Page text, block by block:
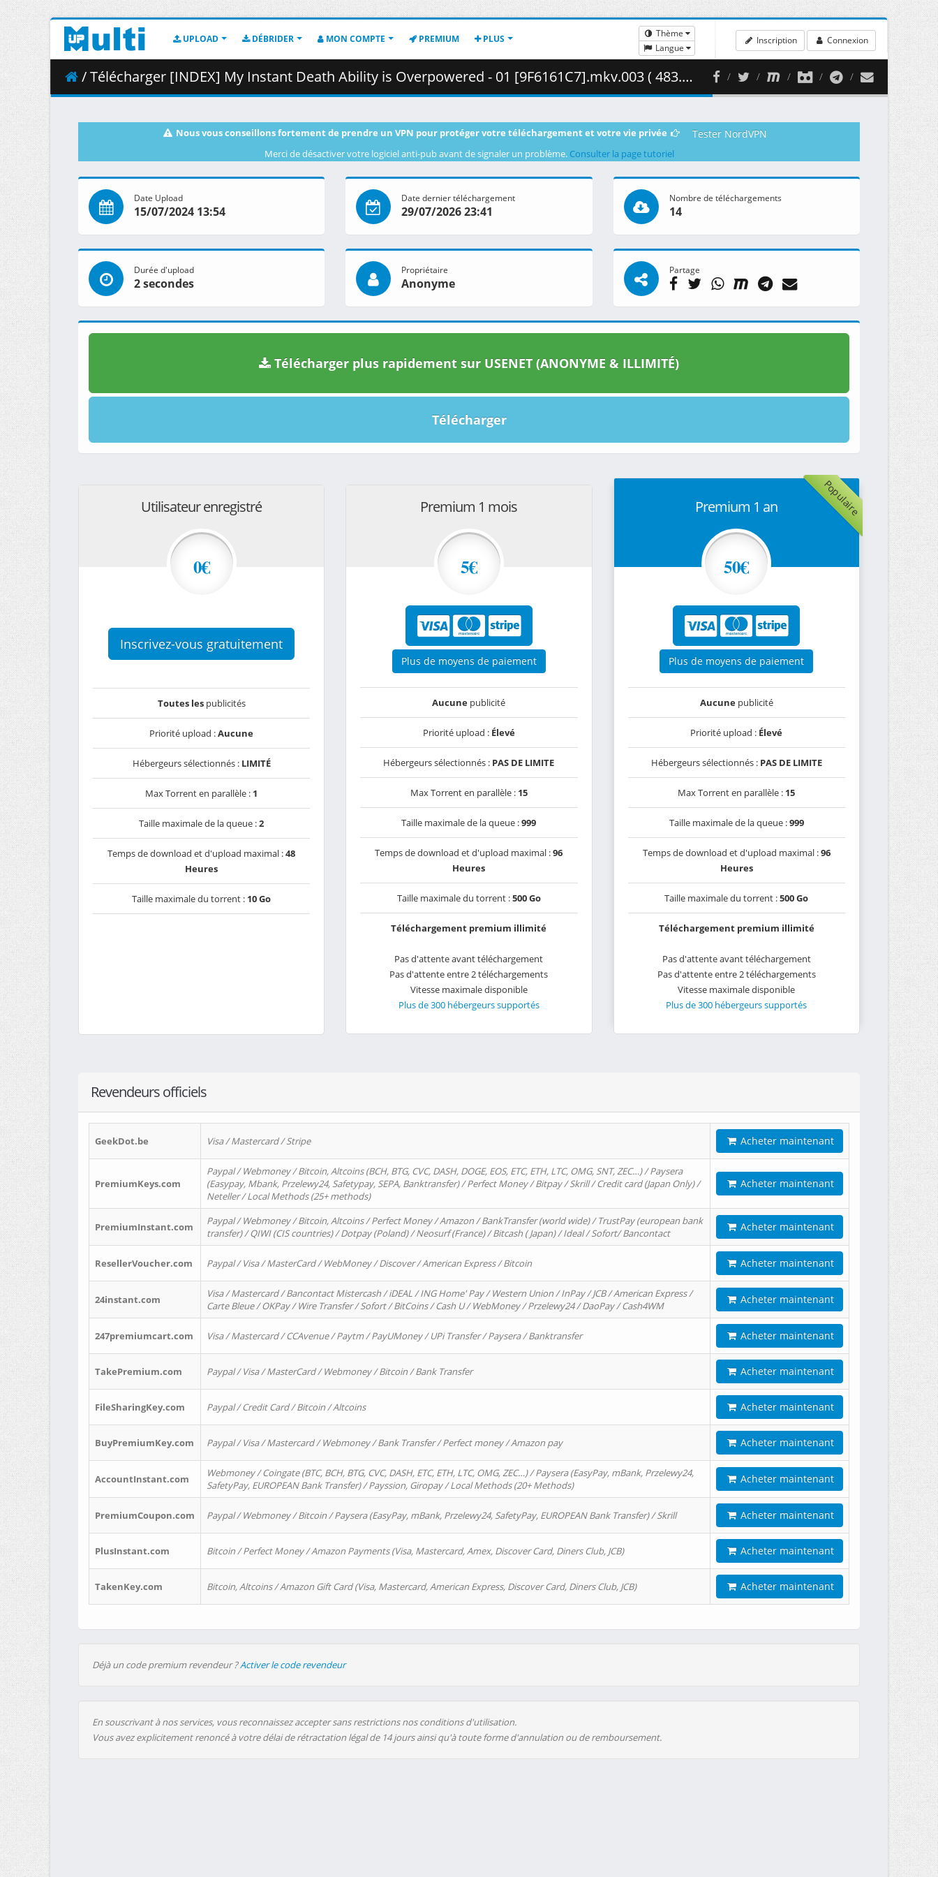
UPLOAD DÉBRIDER MON COMPTE PREMIUM PLUS
Thème
Langue
Inscription Connexion
/ Télécharger [INDEX] My Instant Death Ability is Overpowered - 01 [9F6161C7].mkv.003 ( 483.54 MB )
Nous vous conseillons fortement de prendre un VPN pour protéger votre téléchargement et votre vie privée Tester NordVPN
Merci de désactiver votre logiciel anti-pub avant de signaler un problème. Consulter la page tutoriel
Date Upload
15/07/2024 13:54
Date dernier téléchargement
29/07/2026 23:41
Nombre de téléchargements
14
Durée d'upload
2 secondes
Propriétaire
Anonyme
Partage
Télécharger plus rapidement sur USENET (ANONYME & ILLIMITÉ)
Télécharger
Utilisateur enregistré
0€
Inscrivez-vous gratuitement
Toutes lespublicités
Priorité upload :Aucune
Hébergeurs sélectionnés : LIMITÉ
Max Torrent en parallèle : 1
Taille maximale de la queue :2
Temps de download et d'upload maximal :48
Heures
Taille maximale du torrent : 10 Go
Premium 1 mois
5€
Plus de moyens de paiement
Aucune publicité
Priorité upload : Élevé
Hébergeurs sélectionnés : PAS DE LIMITE
Max Torrent en parallèle : 15
Taille maximale de la queue :999
Temps de download et d'upload maximal :96
Heures
Taille maximale du torrent :500 Go
Téléchargement premium illimité
Pas d'attente avant téléchargement
Pas d'attente entre 2 téléchargements
Vitesse maximale disponible
Plus de 300 hébergeurs supportés
Populaire
Premium 1 an
50€
Plus de moyens de paiement
Aucunepublicité
Priorité upload : Élevé
Hébergeurs sélectionnés : PAS DE LIMITE
Max Torrent en parallèle : 15
Taille maximale de la queue :999
Temps de download et d'upload maximal :96
Heures
Taille maximale du torrent :500 Go
Téléchargement premium illimité
Pas d'attente avant téléchargement
Pas d'attente entre 2 téléchargements
Vitesse maximale disponible
Plus de 300 hébergeurs supportés
Revendeurs officiels
GeekDot.be Visa / Mastercard / Stripe Acheter maintenant
PremiumKeys.com
Paypal / Webmoney / Bitcoin, Altcoins (BCH, BTG, CVC, DASH, DOGE, EOS, ETC, ETH, LTC, OMG, SNT, ZEC…) / Paysera
(Easypay, Mbank, Przelewy24, Safetypay, SEPA, Banktransfer) / Perfect Money / Bitpay / Skrill / Credit card (Japan Only) /
Neteller / Local Methods (25+ methods)
Acheter maintenant
PremiumInstant.com
Paypal / Webmoney / Bitcoin, Altcoins / Perfect Money / Amazon / BankTransfer (world wide) / TrustPay (european bank
transfer) / QIWI (CIS countries) / Dotpay (Poland) / Neosurf (France) / Bitcash ( Japan) / Ideal / Sofort/ Bancontact
Acheter maintenant
ResellerVoucher.com Paypal / Visa / MasterCard / WebMoney / Discover / American Express / Bitcoin Acheter maintenant
24instant.com
Visa / Mastercard / Bancontact Mistercash / iDEAL / ING Home' Pay / Western Union / InPay / JCB / American Express /
Carte Bleue / OKPay / Wire Transfer / Sofort / BitCoins / Cash U / WebMoney / Przelewy24 / DaoPay / Cash4WM
Acheter maintenant
247premiumcart.com Visa / Mastercard / CCAvenue / Paytm / PayUMoney / UPi Transfer / Paysera / Banktransfer Acheter maintenant
TakePremium.com Paypal / Visa / MasterCard / Webmoney / Bitcoin / Bank Transfer Acheter maintenant
FileSharingKey.com Paypal / Credit Card / Bitcoin / Altcoins Acheter maintenant
BuyPremiumKey.com Paypal / Visa / Mastercard / Webmoney / Bank Transfer / Perfect money / Amazon pay Acheter maintenant
AccountInstant.com
Webmoney / Coingate (BTC, BCH, BTG, CVC, DASH, ETC, ETH, LTC, OMG, ZEC…) / Paysera (EasyPay, mBank, Przelewy24,
SafetyPay, EUROPEAN Bank Transfer) / Payssion, Giropay / Local Methods (20+ Methods)
Acheter maintenant
PremiumCoupon.com Paypal / Webmoney / Bitcoin / Paysera (EasyPay, mBank, Przelewy24, SafetyPay, EUROPEAN Bank Transfer) / Skrill Acheter maintenant
PlusInstant.com Bitcoin / Perfect Money / Amazon Payments (Visa, Mastercard, Amex, Discover Card, Diners Club, JCB) Acheter maintenant
TakenKey.com Bitcoin, Altcoins / Amazon Gift Card (Visa, Mastercard, American Express, Discover Card, Diners Club, JCB) Acheter maintenant
Déjà un code premium revendeur ?Activer le code revendeur
En souscrivant à nos services, vous reconnaissez accepter sans restrictions nos conditions d'utilisation.
Vous avez explicitement renoncé à votre délai de rétractation légal de 14 jours ainsi qu'à toute forme d'annulation ou de remboursement.